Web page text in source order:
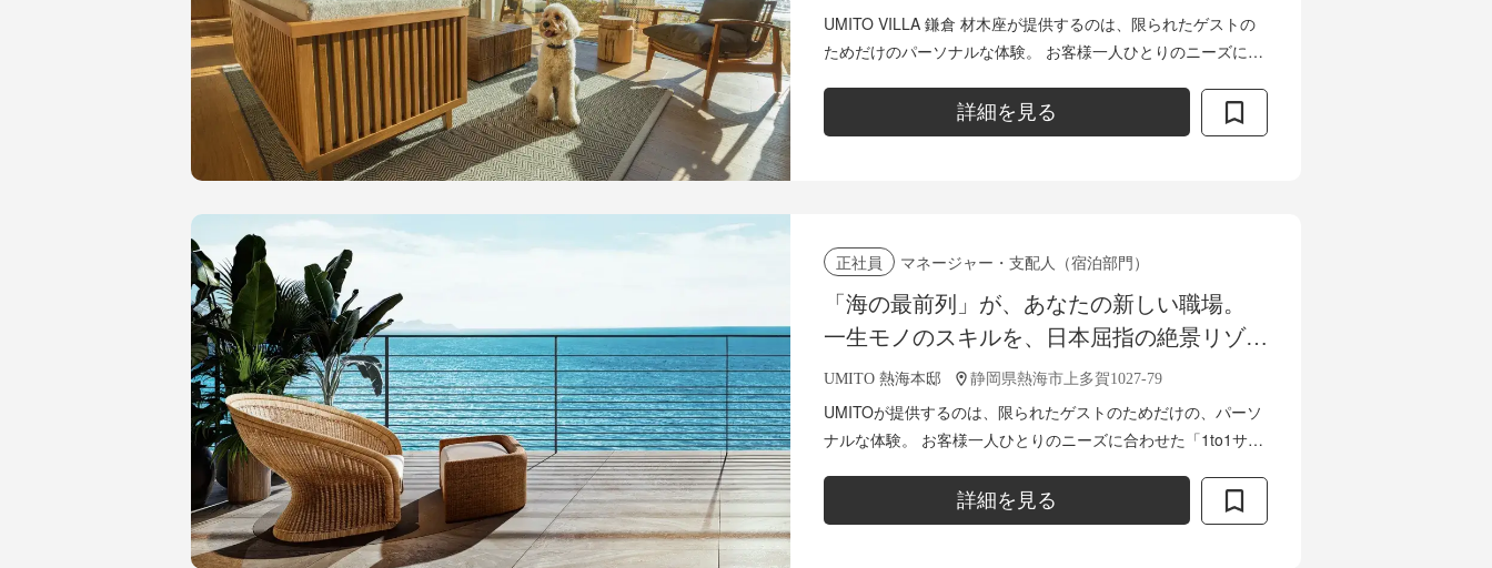
す。支配人候補募集
UMITO VILLA 鎌倉 材木座が提供するのは、限られたゲストの
ためだけのパーソナルな体験。 お客様一人ひとりのニーズに合
詳細を見る
正社員 マネージャー・支配人（宿泊部門）
「海の最前列」が、あなたの新しい職場。
一生モノのスキルを、日本屈指の絶景リゾー
トで磨き上げる。ホテル運営スタッフ募集
UMITO 熱海本邸 静岡県熱海市上多賀1027-79
UMITOが提供するのは、限られたゲストのためだけの、パーソ
ナルな体験。 お客様一人ひとりのニーズに合わせた「1to1サー
詳細を見る